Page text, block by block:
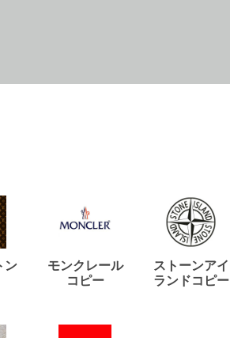
ン
モンクレール
コピー
ストーンアイ
ランドコピー